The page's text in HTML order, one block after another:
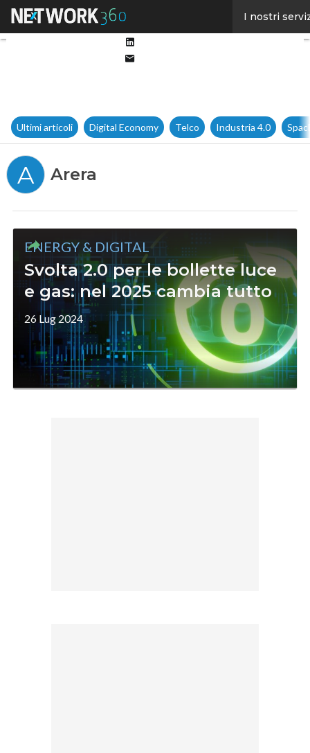
I nostri
Ultimi articoli Digital Economy Telco Industria 4.0
A Arera
ENERGY & DIGITAL
Svolta 2.0 per le bollette luce
e gas: nel 2025 cambia tutto
26 Lug 2024